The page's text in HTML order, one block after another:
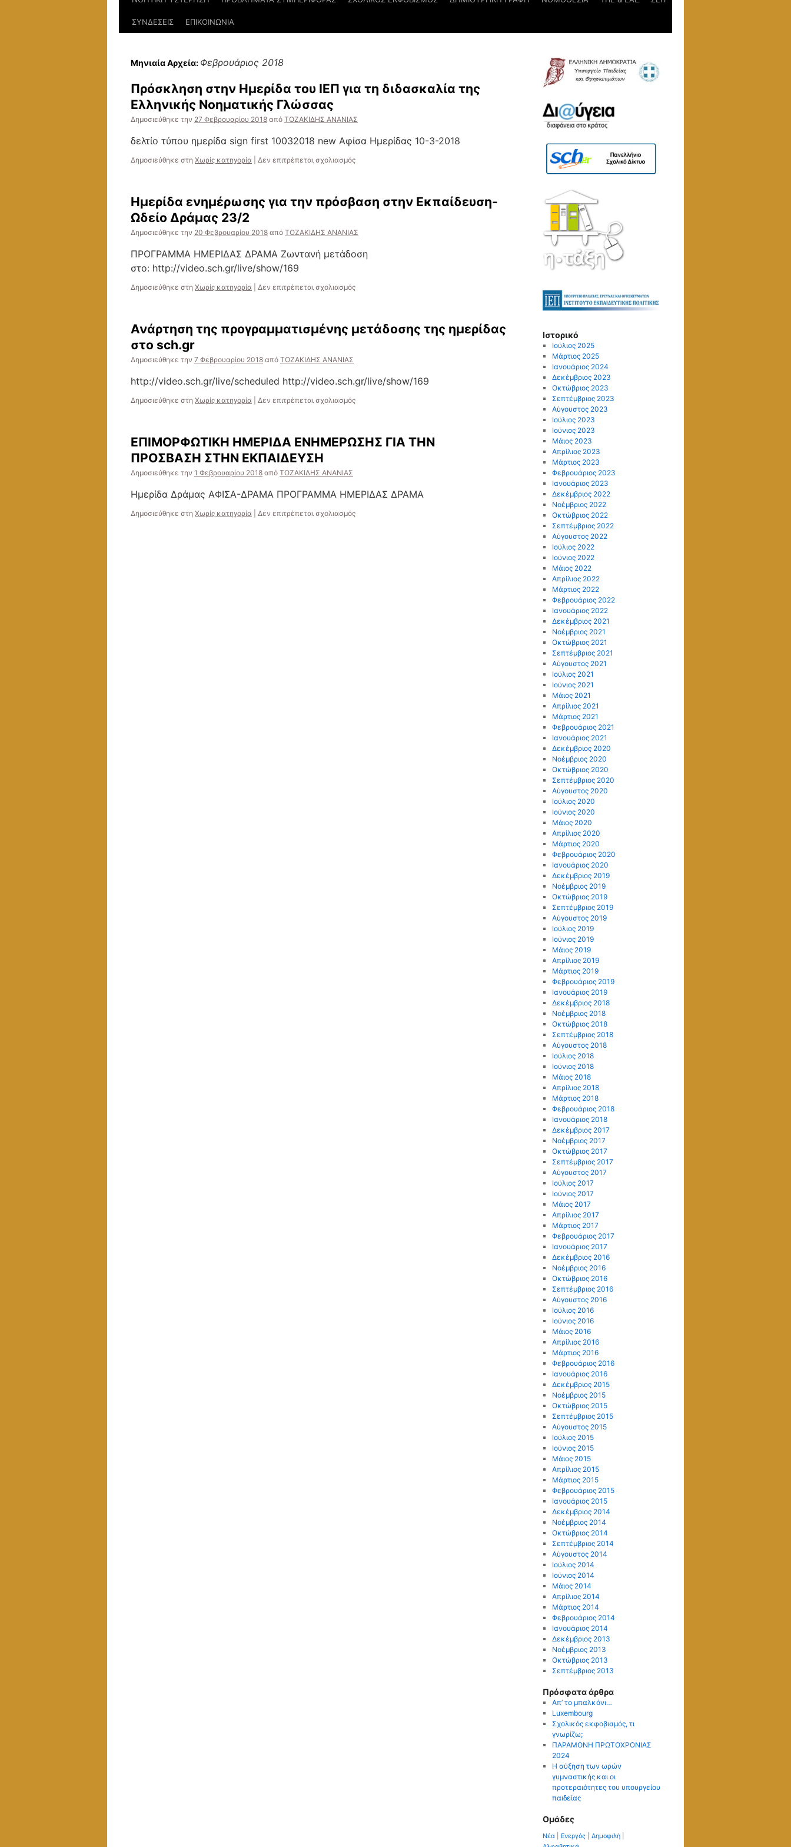
ΣΥΝΔΕΣΕΙΣ ΕΠΙΚΟΙΝΩΝΙΑ
Μηνιαία Αρχεία: Φεβρουάριος 2018
Πρόσκληση στην Ημερίδα του ΙΕΠ για τη διδασκαλία της
Ελληνικής Νοηματικής Γλώσσας
Δημοσιεύθηκε την 27 Φεβρουαρίου 2018 από ΤΟΖΑΚΙΔΗΣ ΑΝΑΝΙΑΣ
δελτίο τύπου ημερίδα sign first 10032018 new Αφίσα Ημερίδας 10-3-2018
Δημοσιεύθηκε στη Χωρίς κατηγορία Δεν επιτρέπεται σχολιασμόςστο
του
τη
της
Γλώσσας
Ημερίδα ενημέρωσης για την πρόσβαση στην Εκπαίδευση-
Ωδείο Δράμας 23/2
Δημοσιεύθηκε την 20 Φεβρουαρίου 2018 από ΤΟΖΑΚΙΔΗΣ ΑΝΑΝΙΑΣ
ΠΡΟΓΡΑΜΜΑ ΗΜΕΡΙΔΑΣ ΔΡΑΜΑ Ζωντανή μετάδοση
στο: http://video.sch.gr/live/show/169
Δημοσιεύθηκε στη Χωρίς κατηγορία Δεν επιτρέπεται σχολιασμόςστο
την
Δράμας
Ανάρτηση της προγραμματισμένης μετάδοσης της ημερίδας
στο sch.gr
Δημοσιεύθηκε την 7 Φεβρουαρίου 2018 από ΤΟΖΑΚΙΔΗΣ ΑΝΑΝΙΑΣ
http://video.sch.gr/live/scheduled http://video.sch.gr/live/show/169
Δημοσιεύθηκε στη Χωρίς κατηγορία Δεν επιτρέπεται σχολιασμόςστο
μετάδοσης
ΕΠΙΜΟΡΦΩΤΙΚΗ ΗΜΕΡΙΔΑ ΕΝΗΜΕΡΩΣΗΣ ΓΙΑ ΤΗΝ
ΠΡΟΣΒΑΣΗ ΣΤΗΝ ΕΚΠΑΙΔΕΥΣΗ
Δημοσιεύθηκε την 1 Φεβρουαρίου 2018 από ΤΟΖΑΚΙΔΗΣ ΑΝΑΝΙΑΣ
Ημερίδα Δράμας ΑΦΙΣΑ-ΔΡΑΜΑ ΠΡΟΓΡΑΜΜΑ ΗΜΕΡΙΔΑΣ ΔΡΑΜΑ
Δημοσιεύθηκε στη Χωρίς κατηγορία Δεν επιτρέπεται σχολιασμόςστο
Ιστορικό
Ιούλιος 2025
Μάρτιος 2025
Ιανουάριος 2024
Δεκέμβριος 2023
Οκτώβριος 2023
Σεπτέμβριος 2023
Αύγουστος 2023
Ιούλιος 2023
Ιούνιος 2023
Μάιος 2023
Απρίλιος 2023
Μάρτιος 2023
Φεβρουάριος 2023
Ιανουάριος 2023
Δεκέμβριος 2022
Νοέμβριος 2022
Οκτώβριος 2022
Σεπτέμβριος 2022
Αύγουστος 2022
Ιούλιος 2022
Ιούνιος 2022
Μάιος 2022
Απρίλιος 2022
Μάρτιος 2022
Φεβρουάριος 2022
Ιανουάριος 2022
Δεκέμβριος 2021
Νοέμβριος 2021
Οκτώβριος 2021
Σεπτέμβριος 2021
Αύγουστος 2021
Ιούλιος 2021
Ιούνιος 2021
Μάιος 2021
Απρίλιος 2021
Μάρτιος 2021
Φεβρουάριος 2021
Ιανουάριος 2021
Δεκέμβριος 2020
Νοέμβριος 2020
Οκτώβριος 2020
Σεπτέμβριος 2020
Αύγουστος 2020
Ιούλιος 2020
Ιούνιος 2020
Μάιος 2020
Απρίλιος 2020
Μάρτιος 2020
Φεβρουάριος 2020
Ιανουάριος 2020
Δεκέμβριος 2019
Νοέμβριος 2019
Οκτώβριος 2019
Σεπτέμβριος 2019
Αύγουστος 2019
Ιούλιος 2019
Ιούνιος 2019
Μάιος 2019
Απρίλιος 2019
Μάρτιος 2019
Φεβρουάριος 2019
Ιανουάριος 2019
Δεκέμβριος 2018
Νοέμβριος 2018
Οκτώβριος 2018
Σεπτέμβριος 2018
Αύγουστος 2018
Ιούλιος 2018
Ιούνιος 2018
Μάιος 2018
Απρίλιος 2018
Μάρτιος 2018
Φεβρουάριος 2018
Ιανουάριος 2018
Δεκέμβριος 2017
Νοέμβριος 2017
Οκτώβριος 2017
Σεπτέμβριος 2017
Αύγουστος 2017
Ιούλιος 2017
Ιούνιος 2017
Μάιος 2017
Απρίλιος 2017
Μάρτιος 2017
Φεβρουάριος 2017
Ιανουάριος 2017
Δεκέμβριος 2016
Νοέμβριος 2016
Οκτώβριος 2016
Σεπτέμβριος 2016
Αύγουστος 2016
Ιούλιος 2016
Ιούνιος 2016
Μάιος 2016
Απρίλιος 2016
Μάρτιος 2016
Φεβρουάριος 2016
Ιανουάριος 2016
Δεκέμβριος 2015
Νοέμβριος 2015
Οκτώβριος 2015
Σεπτέμβριος 2015
Αύγουστος 2015
Ιούλιος 2015
Ιούνιος 2015
Μάιος 2015
Απρίλιος 2015
Μάρτιος 2015
Φεβρουάριος 2015
Ιανουάριος 2015
Δεκέμβριος 2014
Νοέμβριος 2014
Οκτώβριος 2014
Σεπτέμβριος 2014
Αύγουστος 2014
Ιούλιος 2014
Ιούνιος 2014
Μάιος 2014
Απρίλιος 2014
Μάρτιος 2014
Φεβρουάριος 2014
Ιανουάριος 2014
Δεκέμβριος 2013
Νοέμβριος 2013
Οκτώβριος 2013
Σεπτέμβριος 2013
Πρόσφατα άρθρα
Απ’ το μπαλκόνι…
Luxembourg
Σχολικός εκφοβισμός, τι
γνωρίζω;
ΠΑΡΑΜΟΝΗ ΠΡΩΤΟΧΡΟΝΙΑΣ
2024
Η αύξηση των ωρών
γυμναστικής και οι
προτεραιότητες του υπουργείου
παιδείας
Ομάδες
Νέα Ενεργός Δημοφιλή